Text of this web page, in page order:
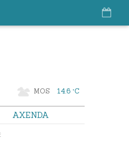
MOS 14.6 °C
AXENDA